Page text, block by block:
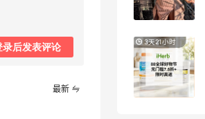
录后发表评论
最新
妆大促！入手 Dior、
3天21小时